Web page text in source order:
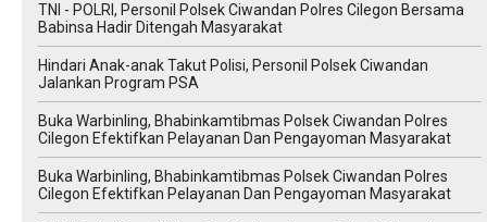
TNI - POLRI, Personil Polsek Ciwandan Polres Cilegon Bersama
Babinsa Hadir Ditengah Masyarakat
Hindari Anak-anak Takut Polisi, Personil Polsek Ciwandan
Jalankan Program PSA
Buka Warbinling, Bhabinkamtibmas Polsek Ciwandan Polres
Cilegon Efektifkan Pelayanan Dan Pengayoman Masyarakat
Buka Warbinling, Bhabinkamtibmas Polsek Ciwandan Polres
Cilegon Efektifkan Pelayanan Dan Pengayoman Masyarakat